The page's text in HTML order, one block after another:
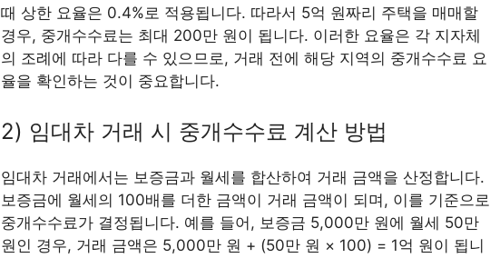
때 상한 요율은 0.4%로 적용됩니다. 따라서 5억 원짜리 주택을 매매할
경우, 중개수수료는 최대 200만 원이 됩니다. 이러한 요율은 각 지자체
의 조례에 따라 다를 수 있으므로, 거래 전에 해당 지역의 중개수수료 요
율을 확인하는 것이 중요합니다.
2) 임대차 거래 시 중개수수료 계산 방법
임대차 거래에서는 보증금과 월세를 합산하여 거래 금액을 산정합니다.
보증금에 월세의 100배를 더한 금액이 거래 금액이 되며, 이를 기준으로
중개수수료가 결정됩니다. 예를 들어, 보증금 5,000만 원에 월세 50만
원인 경우, 거래 금액은 5,000만 원 + (50만 원 × 100) = 1억 원이 됩니